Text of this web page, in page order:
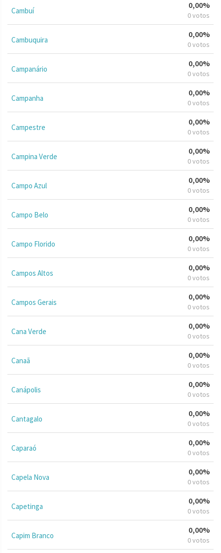
Cambuí
0,00%
0 votos
Cambuquira
0,00%
0 votos
Campanário
0,00%
0 votos
Campanha
0,00%
0 votos
Campestre
0,00%
0 votos
Campina Verde
0,00%
0 votos
Campo Azul
0,00%
0 votos
Campo Belo
0,00%
0 votos
Campo Florido
0,00%
0 votos
Campos Altos
0,00%
0 votos
Campos Gerais
0,00%
0 votos
Cana Verde
0,00%
0 votos
Canaã
0,00%
0 votos
Canápolis
0,00%
0 votos
Cantagalo
0,00%
0 votos
Caparaó
0,00%
0 votos
Capela Nova
0,00%
0 votos
Capetinga
0,00%
0 votos
Capim Branco
0,00%
0 votos